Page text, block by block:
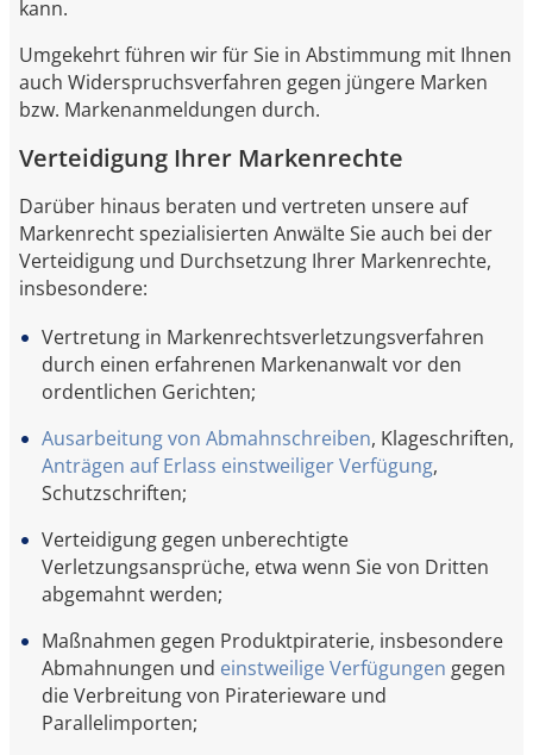
kann.
Umgekehrt führen wir für Sie in Abstimmung mit Ihnen
auch Widerspruchsverfahren gegen jüngere Marken
bzw. Markenanmeldungen durch.
Verteidigung Ihrer Markenrechte
Darüber hinaus beraten und vertreten unsere auf
Markenrecht spezialisierten Anwälte Sie auch bei der
Verteidigung und Durchsetzung Ihrer Markenrechte,
insbesondere:
Vertretung in Markenrechtsverletzungsverfahren
durch einen erfahrenen Markenanwalt vor den
ordentlichen Gerichten;
Ausarbeitung von Abmahnschreiben, Klageschriften,
Anträgen auf Erlass einstweiliger Verfügung,
Schutzschriften;
Verteidigung gegen unberechtigte
Verletzungsansprüche, etwa wenn Sie von Dritten
abgemahnt werden;
Maßnahmen gegen Produktpiraterie, insbesondere
Abmahnungen und einstweilige Verfügungen gegen
die Verbreitung von Piraterieware und
Parallelimporten;